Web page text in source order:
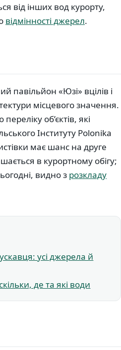
від інших вод курорту,
відмінності джерел.
павільйон «Юзі» вцілів і
місцевого значення.
об’єктів, які
Інституту Polonika
має шанс на друге
в курортному обігу;
видно з розкладу
усі джерела й
де та які води